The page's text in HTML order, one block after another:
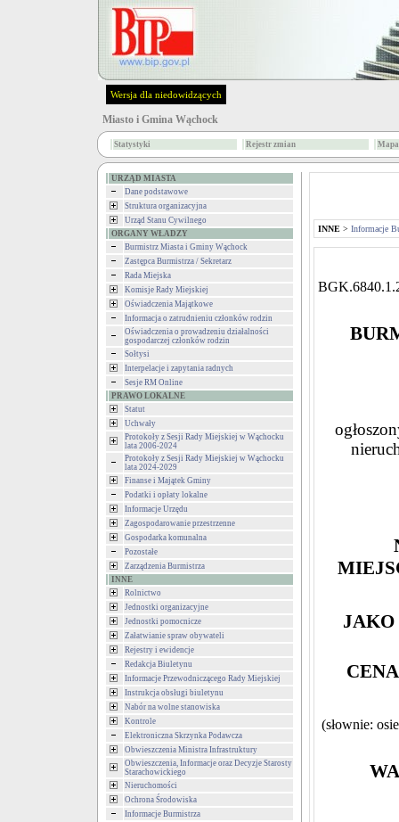
Wersja dla niedowidzących
Miasto i Gmina Wąchock
Statystyki Rejestr zmian
URZĄD MIASTA
Dane podstawowe
Struktura organizacyjna
Urząd Stanu Cywilnego
ORGANY WŁADZY
Burmistrz Miasta i Gminy Wąchock
Zastępca Burmistrza / Sekretarz
Rada Miejska
Komisje Rady Miejskiej
Oświadczenia Majątkowe
Informacja o zatrudnieniu członków rodzin
Oświadczenia o prowadzeniu działalności
gospodarczej członków rodzin
Sołtysi
Interpelacje i zapytania radnych
Sesje RM Online
PRAWO LOKALNE
Statut
Uchwały
Protokoły z Sesji Rady Miejskiej w Wąchocku
lata 2006-2024
Protokoły z Sesji Rady Miejskiej w Wąchocku
lata 2024-2029
Finanse i Majątek Gminy
Podatki i opłaty lokalne
Informacje Urzędu
Zagospodarowanie przestrzenne
Gospodarka komunalna
Pozostałe
Zarządzenia Burmistrza
INNE
Rolnictwo
Jednostki organizacyjne
Jednostki pomocnicze
Załatwianie spraw obywateli
Rejestry i ewidencje
Redakcja Biuletynu
Informacje Przewodniczącego Rady Miejskiej
Instrukcja obsługi biuletynu
Nabór na wolne stanowiska
Kontrole
Elektroniczna Skrzynka Podawcza
Obwieszczenia Ministra Infrastruktury
Obwieszczenia, Informacje oraz Decyzje Starosty
Starachowickiego
Nieruchomości
Ochrona Środowiska
Informacje Burmistrza
INNE > Informacje
JAKO
(słownie: